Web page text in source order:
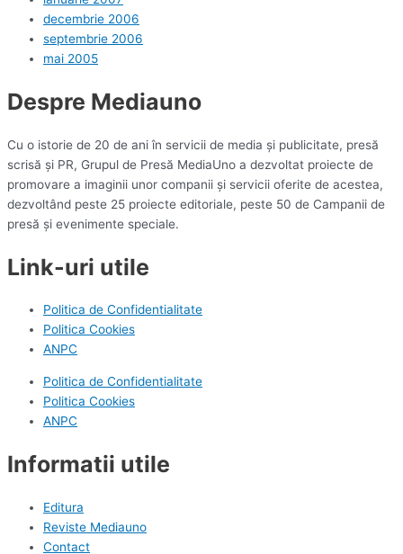
decembrie 2006
septembrie 2006
mai 2005
Despre Mediauno
Cu o istorie de 20 de ani în servicii de media și publicitate, presă
scrisă și PR, Grupul de Presă MediaUno a dezvoltat proiecte de
promovare a imaginii unor companii și servicii oferite de acestea,
dezvoltând peste 25 proiecte editoriale, peste 50 de Campanii de
presă și evenimente speciale.
Link-uri utile
Politica de Confidentialitate
Politica Cookies
ANPC
Politica de Confidentialitate
Politica Cookies
ANPC
Informatii utile
Editura
Reviste Mediauno
Contact